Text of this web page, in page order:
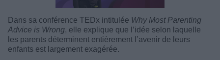
Dans sa conférence TEDx intitulée Why Most Parenting
Advice is Wrong, elle explique que l’idée selon laquelle
les parents déterminent entièrement l’avenir de leurs
enfants est largement exagérée.